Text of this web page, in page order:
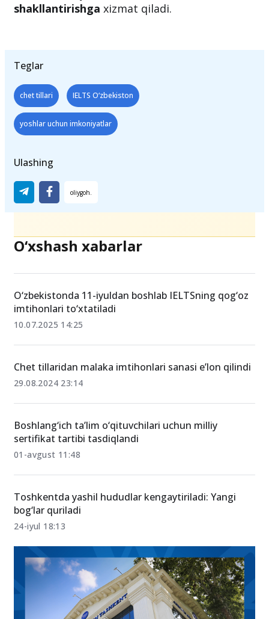
shakllantirishga xizmat qiladi.
Teglar
chet tillari IELTS O‘zbekiston
yoshlar uchun imkoniyatlar
Ulashing
O‘xshash xabarlar
O‘zbekistonda 11-iyuldan boshlab IELTSning qog‘oz
imtihonlari to‘xtatiladi
10.07.2025 14:25
Chet tillaridan malaka imtihonlari sanasi e’lon qilindi
29.08.2024 23:14
Boshlang‘ich ta’lim o‘qituvchilari uchun milliy
sertifikat tartibi tasdiqlandi
01-avgust 11:48
Toshkentda yashil hududlar kengaytiriladi: Yangi
bog‘lar quriladi
24-iyul 18:13